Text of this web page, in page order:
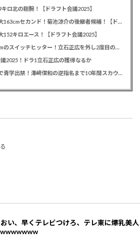
ロ北の剛腕！【ドラフト会議2025】
カープドラ3勝田成！近畿大163cmセカンド！菊池涼介の後継者候補！【ドラフト会議2025】
キロエース！【ドラフト会議2025】
カープドラ1平川蓮！187cmのスイッチヒッター！立石正広を外し2度目の重複も新井監督がクジを引き当てる！【ドラフト会議2025】
議2025！ドラ1立石正広の獲得なるか
緒方孝市カープドラ3指名で青学出禁！澤﨑俊和の逆指名まで10年間スカウト出禁
おい、早くテレビつけろ、テレ東に爆乳美人